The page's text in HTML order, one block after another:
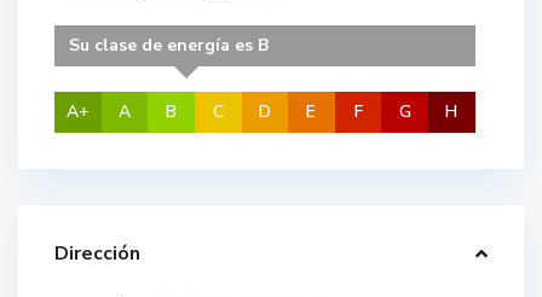
A+ A
Su clase de energía es B
B C D E F G H
Dirección